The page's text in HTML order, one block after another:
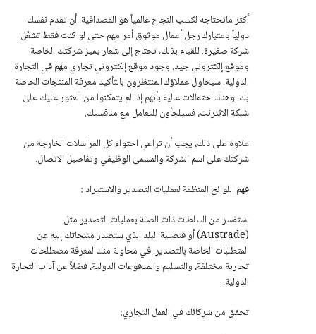
أكثر ماتحتاجه لكسب النجاح عالمياً هو المصداقية. أن تقدم نفسك
دولياً باعتبارك رجل أعمال موثوق أمر مهم حتى لو كنت فقط تشغّل
شركة صغيرة. للقيام بذلك، تحتاج إلى شعار يميز شركتك الخاصة
وموقع إلكتروني جيد. وجود موقع إلكتروني تجاري مهم في التجارة
الدولية. سيحاول عملاؤك المنتظرون بالتأكيد معرفة المنتجات الخاصة
بك. وهناك احتمالات عالية بأنهم إذا لم يتمكنوا من العثور عليك على
شبكة الانترنت، فسيلجأون للتعامل مع منافسيك.
علاوة على ذلك، يجب أن تراعي احتواء كل المراسلات الخارجة من
شركتك على اسم الشركة والمسمى الوظيفي وتفاصيل الاتصال.
فهم اللوائح المنظمة لعمليات التصدير والاستيراد :
استفسر من السلطات ذات الصلة بعمليات التصدير مثل
(Austrade) أو قنصلية البلد الذي ستصدر منتجاتك إليه عن
المتطلبات الخاصة بالتصدير. في محاولة منك لمعرفة مصطلحات
تجارية مختلفة، والتسليم والمدفوعات الدولية، فضلاً عن آداب التجارة
الدولية.
تحقق من شركائك في العمل التجاري: